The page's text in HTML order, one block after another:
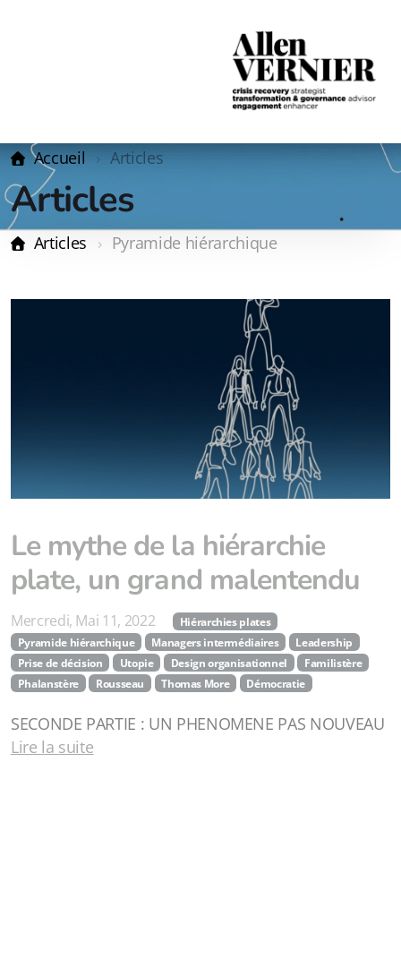
Accueil Articles
Articles
Articles Pyramide hiérarchique
Le mythe de la hiérarchie
plate, un grand malentendu
Mercredi, Mai 11, 2022
Hiérarchies plates
Pyramide hiérarchique
Managers intermédiaires
Leadership
Prise de décision
Utopie Design organisationnel
Familistère
Phalanstère
Rousseau Thomas More Démocratie
SECONDE PARTIE : UN PHENOMENE PAS NOUVEAU
Lire la suite